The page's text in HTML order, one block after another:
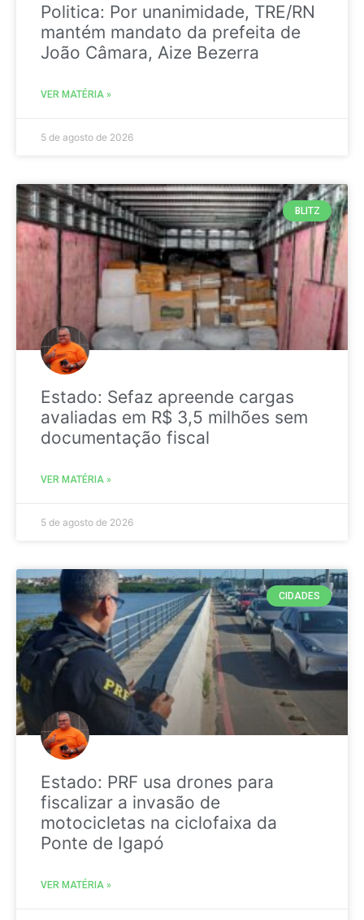
Politica: Por unanimidade, TRE/RN
mantém mandato da prefeita de
João Câmara, Aize Bezerra
VER MATÉRIA »
5 de agosto de 2026
BLITZ
Estado: Sefaz apreende cargas
avaliadas em R$ 3,5 milhões sem
documentação fiscal
VER MATÉRIA »
5 de agosto de 2026
CIDADES
Estado: PRF usa drones para
fiscalizar a invasão de
motocicletas na ciclofaixa da
Ponte de Igapó
VER MATÉRIA »